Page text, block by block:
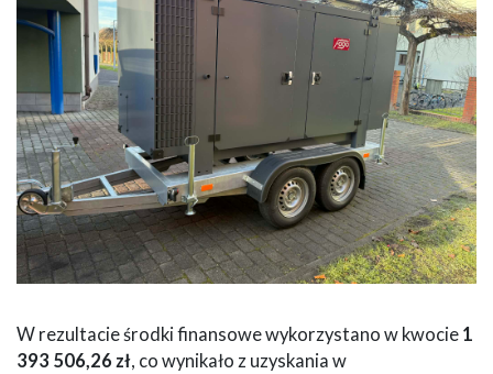
W rezultacie środki finansowe wykorzystano w kwocie 1
393 506,26 zł, co wynikało z uzyskania w